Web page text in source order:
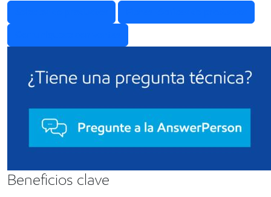
Beneficios clave